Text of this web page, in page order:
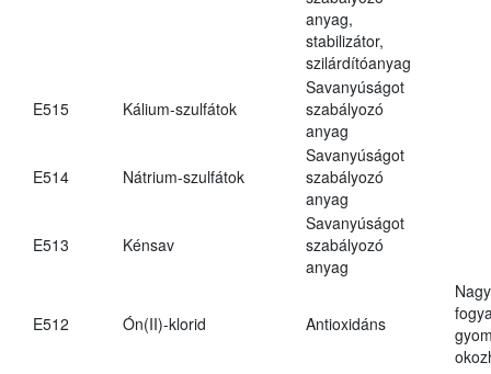
anyag,
stabilizátor,
szilárdítóanyag
E515 Kálium-szulfátok
Savanyúságot
szabályozó
anyag
E514 Nátrium-szulfátok
Savanyúságot
szabályozó
anyag
E513 Kénsav
Savanyúságot
szabályozó
anyag
E512 Ón(II)-klorid Antioxidáns